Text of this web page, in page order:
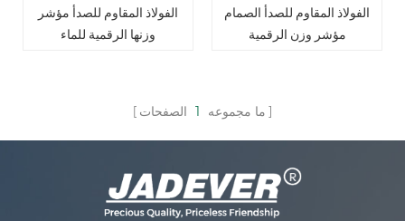
الفولاذ المقاوم للصدأ مؤشر
وزنها الرقمية للماء
الفولاذ المقاوم للصدأ الصمام
مؤشر وزن الرقمية
ما مجموعه 1 الصفحات